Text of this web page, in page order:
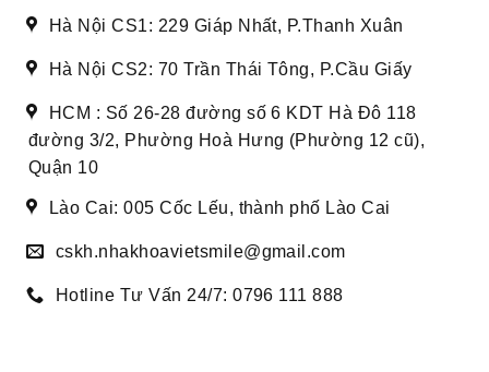
Hà Nội CS1: 229 Giáp Nhất, P.Thanh Xuân
Hà Nội CS2: 70 Trần Thái Tông, P.Cầu Giấy
HCM : Số 26-28 đường số 6 KDT Hà Đô 118
đường 3/2, Phường Hoà Hưng (Phường 12 cũ),
Quận 10
Lào Cai: 005 Cốc Lếu, thành phố Lào Cai
cskh.nhakhoavietsmile@gmail.com
Hotline Tư Vấn 24/7: 0796 111 888